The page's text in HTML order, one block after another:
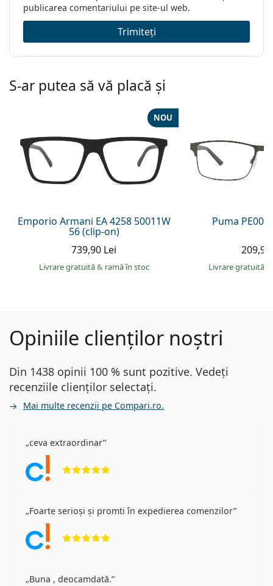
publicarea comentariului pe site-ul web.
Trimiteți
S-ar putea să vă placă și
Emporio Armani EA 4258 50011W
56 (clip-on)
NOU
739,90 Lei
Livrare gratuită& ramă în stoc
Puma
Livrare gratuită
Opiniile clienților noștri
Din 1438 opinii 100 % sunt pozitive. Vedeți
recenziile clienților selectați.
Mai multe recenzii pe Compari.ro.
ceva extraordinar
Foarte serioși și promti în expedierea comenzilor
Buna , deocamdată.